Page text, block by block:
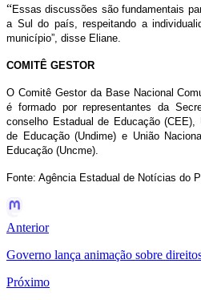
“Essas discussões são fundamentais
a Sul do país, respeitando a
município”, disse Eliane.
COMITÊ GESTOR
O Comitê Gestor da Base Nacional
é formado por representantes da
conselho Estadual de Educação (CEE),
de Educação (Undime) e União
Educação (Uncme).
Fonte: Agência Estadual de Notícias do
Anterior
Governo lança animação sobre
Próximo